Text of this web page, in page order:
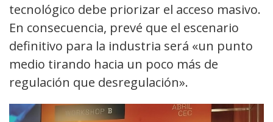
tecnológico debe priorizar el acceso masivo.
En consecuencia, prevé que el escenario
definitivo para la industria será «un punto
medio tirando hacia un poco más de
regulación que desregulación».